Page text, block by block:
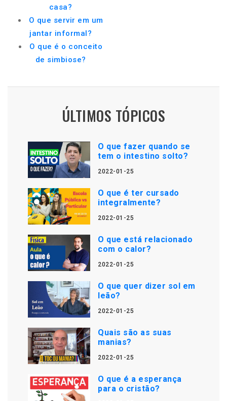
casa?
O que servir em um
jantar informal?
O que é o conceito
de simbiose?
ÚLTIMOS TÓPICOS
O que fazer quando se
tem o intestino solto?
2022-01-25
O que é ter cursado
integralmente?
2022-01-25
O que está relacionado
com o calor?
2022-01-25
O que quer dizer sol em
leão?
2022-01-25
Quais são as suas
manias?
2022-01-25
O que é a esperança
para o cristão?